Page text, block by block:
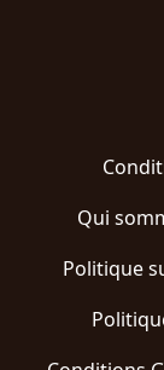
Qui
Politique